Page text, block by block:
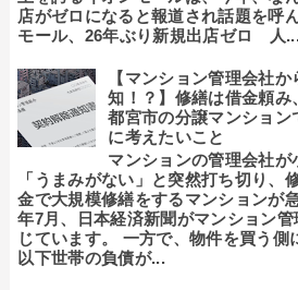
店がゼロになると報道され話題を呼
モール、26年ぶり新規出店ゼロ 人
【マンション管理会社
知！？】修繕は借金頼
都宮市の分譲マンショ
に考えたいこと
マンションの管理会社が
「うまみがない」と突然打ち切り、
金で大規模修繕をするマンションが
年7月、日本経済新聞がマンション
じています。 一方で、物件を買う側
以下世帯の負債が...